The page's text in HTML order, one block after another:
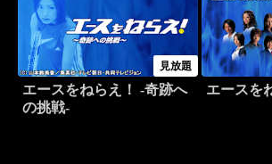
見放題
エースをねらえ！ -奇跡へ
の挑戦-
エースを